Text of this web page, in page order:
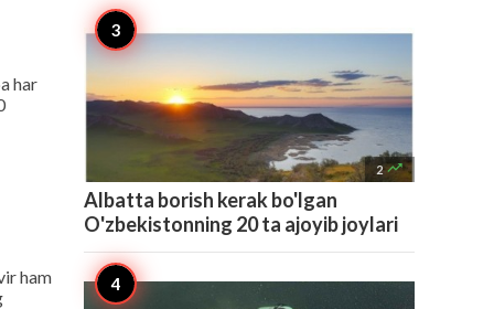
har
ham
2 
Albatta borish kerak bo'lgan
O'zbekistonning 20 ta ajoyib joylari